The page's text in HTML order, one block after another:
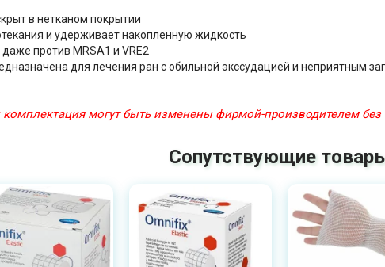
в нетканом покрытии
и удерживает накопленную жидкость
против MRSA1 и VRE2
для лечения ран с обильной экссудацией и неприятным
комплектация могут быть изменены фирмой-производителем
Сопутствующие